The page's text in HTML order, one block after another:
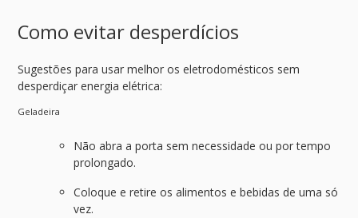
Como evitar desperdícios
Sugestões para usar melhor os eletrodomésticos sem
desperdiçar energia elétrica:
Geladeira
Não abra a porta sem necessidade ou por tempo
prolongado.
Coloque e retire os alimentos e bebidas de uma só
vez.